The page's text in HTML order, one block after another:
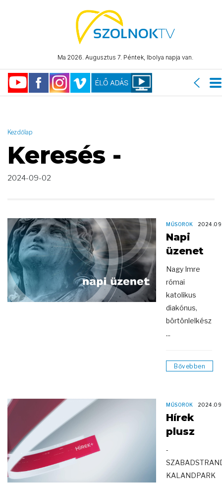
Ma 2026. Augusztus 7. Péntek, Ibolya napja van.
"2024-09-02 23:59:59" )
Kezdőlap
Keresés -
2024-09-02
MŰSOROK
Napi
üzenet
Nagy Imre
római
katolikus
diakónus,
börtönlelkész
...
Bővebben
MŰSOROK
Hírek
plusz
-
KALANDPARK